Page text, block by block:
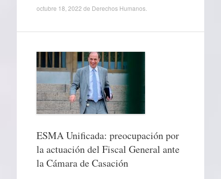
octubre 18, 2022 de Derechos Humanos.
ESMA Unificada: preocupación por
la actuación del Fiscal General ante
la Cámara de Casación